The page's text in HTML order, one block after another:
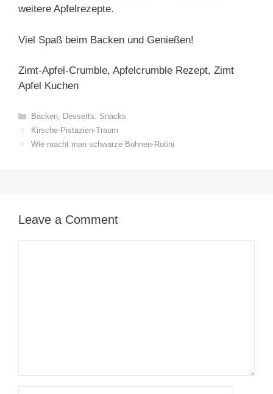
weitere Apfelrezepte.
Viel Spaß beim Backen und Genießen!
Zimt-Apfel-Crumble, Apfelcrumble Rezept, Zimt
Apfel Kuchen
Categories
Backen, Desserts, Snacks
Kirsche-Pistazien-Traum
Wie macht man schwarze Bohnen-Rotini
Leave a Comment